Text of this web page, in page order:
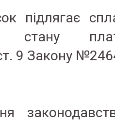
підлягає
стану
9 Закону